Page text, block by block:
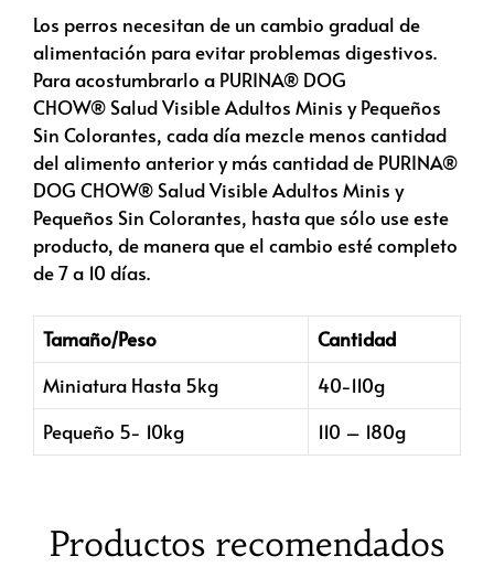
Los perros necesitan de un cambio gradual de
alimentación para evitar problemas digestivos.
Para acostumbrarlo a PURINA® DOG
CHOW® Salud VisibleAdultos Minis y Pequeños
Sin Colorantes, cada día mezcle menos cantidad
del alimento anterior y más cantidad de PURINA®
DOG CHOW® Salud VisibleAdultos Minis y
Pequeños Sin Colorantes, hasta que sólo use este
producto, de manera que el cambio esté completo
de 7 a 10 días.
Tamaño/Peso
Cantidad
Miniatura Hasta 5kg
40-110g
Pequeño 5- 10kg
110 – 180g
Productos recomendados